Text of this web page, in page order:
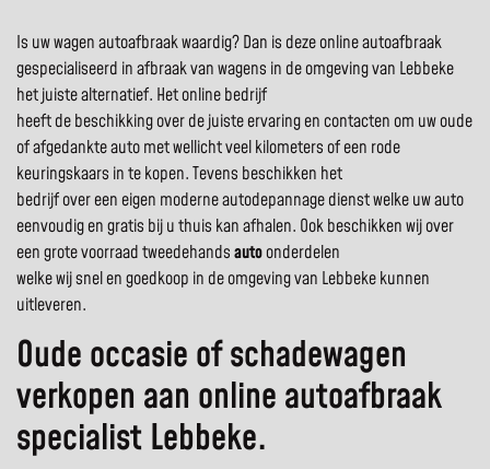
Is uw wagen autoafbraak waardig? Dan is deze online autoafbraak
gespecialiseerd in afbraak van wagens in de omgeving van Lebbeke
het juiste alternatief. Het online bedrijf
heeft de beschikking over de juiste ervaring en contacten om uw oude
of afgedankte auto met wellicht veel kilometers of een rode
keuringskaars in te kopen. Tevens beschikken het
bedrijf over een eigen moderne autodepannage dienst welke uw auto
eenvoudig en gratis bij u thuis kan afhalen. Ook beschikken wij over
een grote voorraad tweedehandsautoonderdelen
welke wij snel en goedkoop in de omgeving van Lebbeke kunnen
uitleveren.
Oude occasie of schadewagen
verkopen aan online autoafbraak
specialist Lebbeke.